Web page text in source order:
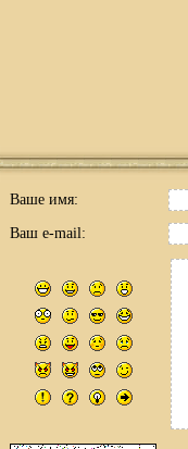
Ваше имя:
Ваш e-mail: